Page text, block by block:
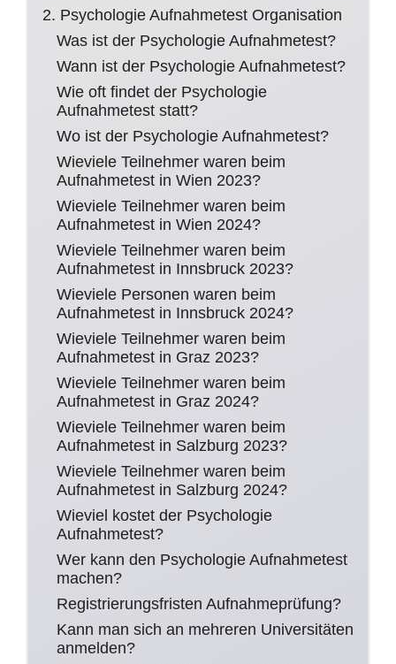
2. Psychologie Aufnahmetest Organisation
Was ist der Psychologie Aufnahmetest?
Wann ist der Psychologie Aufnahmetest?
Wie oft findet der Psychologie
Aufnahmetest statt?
Wo ist der Psychologie Aufnahmetest?
Wieviele Teilnehmer waren beim
Aufnahmetest in Wien 2023?
Wieviele Teilnehmer waren beim
Aufnahmetest in Wien 2024?
Wieviele Teilnehmer waren beim
Aufnahmetest in Innsbruck 2023?
Wieviele Personen waren beim
Aufnahmetest in Innsbruck 2024?
Wieviele Teilnehmer waren beim
Aufnahmetest in Graz 2023?
Wieviele Teilnehmer waren beim
Aufnahmetest in Graz 2024?
Wieviele Teilnehmer waren beim
Aufnahmetest in Salzburg 2023?
Wieviele Teilnehmer waren beim
Aufnahmetest in Salzburg 2024?
Wieviel kostet der Psychologie
Aufnahmetest?
Wer kann den Psychologie Aufnahmetest
machen?
Registrierungsfristen Aufnahmeprüfung?
Kann man sich an mehreren Universitäten
anmelden?